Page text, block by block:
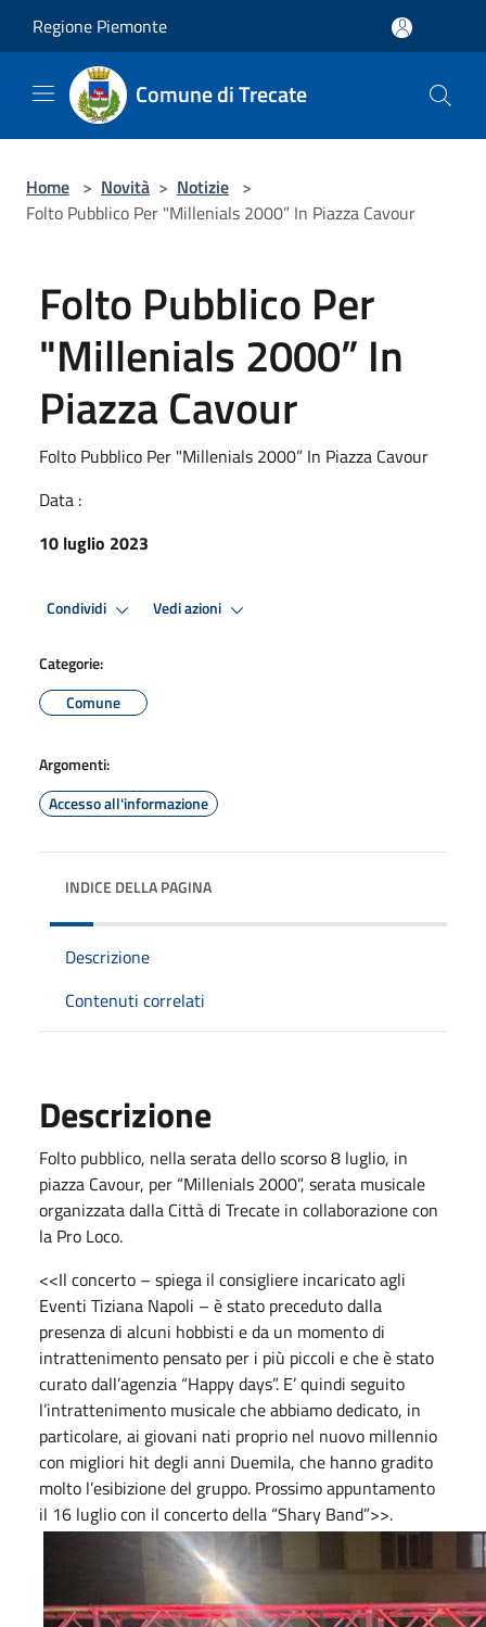
Regione Piemonte
Comune di Trecate
Home > Novità > Notizie >
Folto Pubblico Per "Millenials 2000” In Piazza Cavour
Folto Pubblico Per
"Millenials 2000” In
Piazza Cavour
Folto Pubblico Per "Millenials 2000” In Piazza Cavour
Data :
10 luglio 2023
Condividi Vedi azioni
Categorie:
Comune
Argomenti:
Accesso all'informazione
INDICE DELLA PAGINA
Descrizione
Contenuti correlati
Descrizione
Folto pubblico, nella serata dello scorso 8 luglio, in
piazza Cavour, per “Millenials 2000”, serata musicale
organizzata dalla Città di Trecate in collaborazione con
la Pro Loco.
<<Il concerto – spiega il consigliere incaricato agli
Eventi Tiziana Napoli – è stato preceduto dalla
presenza di alcuni hobbisti e da un momento di
intrattenimento pensato per i più piccoli e che è stato
curato dall’agenzia “Happy days”. E’ quindi seguito
l’intrattenimento musicale che abbiamo dedicato, in
particolare, ai giovani nati proprio nel nuovo millennio
con migliori hit degli anni Duemila, che hanno gradito
molto l’esibizione del gruppo. Prossimo appuntamento
il 16 luglio con il concerto della “Shary Band”>>.